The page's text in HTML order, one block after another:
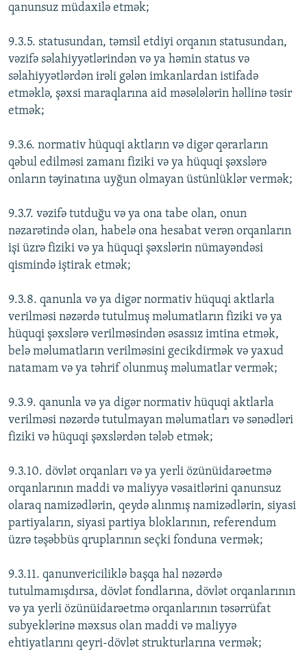
qanunsuz müdaxilə etmək;
9.3.5. statusundan, təmsil etdiyi orqanın statusundan,
vəzifə səlahiyyətlərindən və ya həmin status və
səlahiyyətlərdən irəli gələn imkanlardan istifadə
etməklə, şəxsi maraqlarına aid məsələlərin həllinə təsir
etmək;
9.3.6. normativ hüquqi aktların və digər qərarların
qəbul edilməsi zamanı fiziki və ya hüquqi şəxslərə
onların təyinatına uyğun olmayan üstünlüklər vermək;
9.3.7. vəzifə tutduğu və ya ona tabe olan, onun
nəzarətində olan, habelə ona hesabat verən orqanların
işi üzrə fiziki və ya hüquqi şəxslərin nümayəndəsi
qismində iştirak etmək;
9.3.8. qanunla və ya digər normativ hüquqi aktlarla
verilməsi nəzərdə tutulmuş məlumatların fiziki və ya
hüquqi şəxslərə verilməsindən əsassız imtina etmək,
belə məlumatların verilməsini gecikdirmək və yaxud
natamam və ya təhrif olunmuş məlumatlar vermək;
9.3.9. qanunla və ya digər normativ hüquqi aktlarla
verilməsi nəzərdə tutulmayan məlumatları və sənədləri
fiziki və hüquqi şəxslərdən tələb etmək;
9.3.10. dövlət orqanları və ya yerli özünüidarəetmə
orqanlarının maddi və maliyyə vəsaitlərini qanunsuz
olaraq namizədlərin, qeydə alınmış namizədlərin, siyasi
partiyaların, siyasi partiya bloklarının, referendum
üzrə təşəbbüs qruplarının seçki fonduna vermək;
9.3.11. qanunvericiliklə başqa hal nəzərdə
tutulmamışdırsa, dövlət fondlarına, dövlət orqanlarının
və ya yerli özünüidarəetmə orqanlarının təsərrüfat
subyeklərinə məxsus olan maddi və maliyyə
ehtiyatlarını qeyri-dövlət strukturlarına vermək;